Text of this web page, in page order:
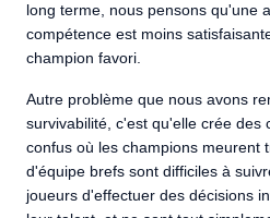
long terme, nous pensons qu'une
compétence est moins
champion favori.
Autre problème que nous avons
survivabilité, c'est qu'elle crée des
confus où les champions meurent
d'équipe brefs sont difficiles à
joueurs d'effectuer des décisions